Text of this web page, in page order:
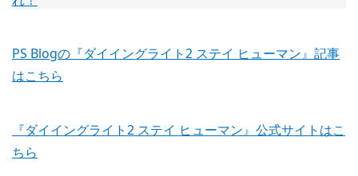
PS Blogの『ダイイングライト2 ステイ ヒューマン』記事
はこちら
『ダイイングライト2 ステイ ヒューマン』公式サイトはこ
ちら